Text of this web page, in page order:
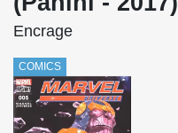
Encrage
COMICS